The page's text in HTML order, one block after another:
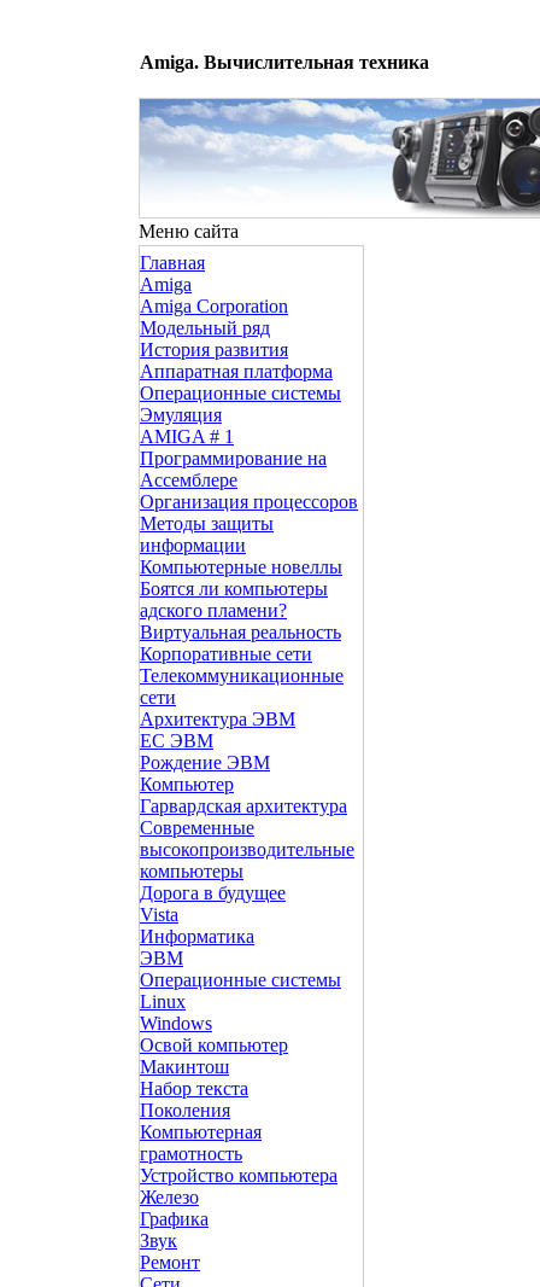
Amiga. Вычислительная техника
Меню сайта
Главная
Amiga
Amiga Corporation
Модельный ряд
История развития
Аппаратная платформа
Операционные системы
Эмуляция
AMIGA # 1
Программирование на
Ассемблере
Организация процессоров
Методы защиты
информации
Компьютерные новеллы
Боятся ли компьютеры
адского пламени?
Виртуальная реальность
Корпоративные сети
Телекоммуникационные
сети
Архитектура ЭВМ
ЕС ЭВМ
Рождение ЭВМ
Компьютер
Гарвардская архитектура
Современные
высокопроизводительные
компьютеры
Дорога в будущее
Vista
Инфоpматика
ЭВМ
Операционные системы
Linux
Windows
Освой компьютер
Макинтош
Набор текста
Поколения
Компьютерная
грамотность
Устройство компьютера
Железо
Графика
Звук
Ремонт